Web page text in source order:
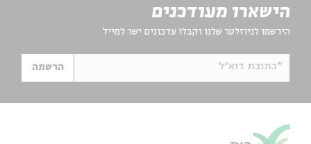
הישארו מעודכנים
הירשמו לניוזלטר שלנו וקבלו עדכונים ישר למייל
*כתובת דוא"ל הרשמה